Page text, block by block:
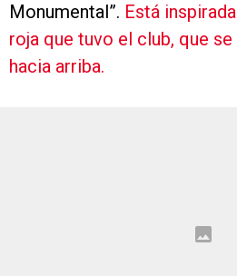
Monumental”. Está
roja que tuvo el club, que se
hacia arriba.